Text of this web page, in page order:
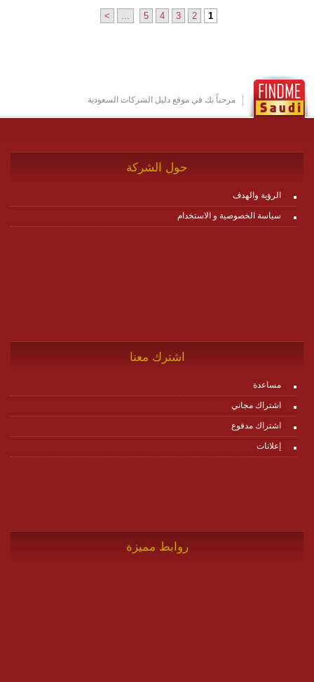
ISO 14001 و ISO 45001.
1
2
3
4
5
>
مرحباً بك في موقع دليل الشركات السعودية
حول الشركة
الرؤية والهدف
سياسة الخصوصية و الاستخدام
اشترك معنا
مساعدة
اشتراك مجاني
اشتراك مدفوع
إعلانات
روابط مميزة